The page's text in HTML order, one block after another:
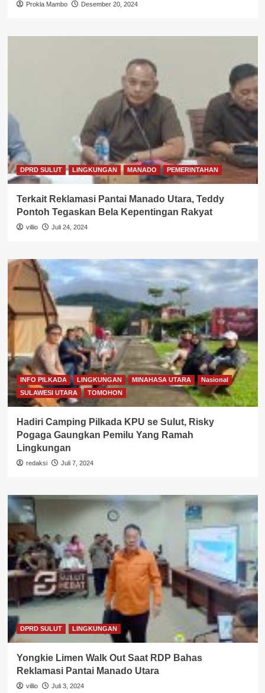
Prokla Mambo Desember 20, 2024
DPRD SULUT LINGKUNGAN MANADO PEMERINTAHAN
Terkait Reklamasi Pantai Manado Utara, Teddy
Pontoh Tegaskan Bela Kepentingan Rakyat
villio Juli 24, 2024
INFO PILKADA LINGKUNGAN MINAHASA UTARA
Nasional
SULAWESI UTARA
TOMOHON
Hadiri Camping Pilkada KPU se Sulut, Risky
Pogaga Gaungkan Pemilu Yang Ramah
Lingkungan
redaksi Juli 7, 2024
DPRD SULUT LINGKUNGAN
Yongkie Limen Walk Out Saat RDP Bahas
Reklamasi Pantai Manado Utara
villio Juli 3, 2024